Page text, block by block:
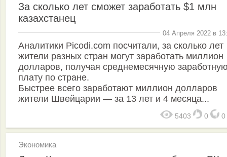
За сколько лет сможет заработать $1 млн
казахстанец
04 Апреля 2022 в
Аналитики Picodi.com посчитали, за сколько лет
жители разных стран могут заработать миллион
долларов, получая среднемесячную
плату по стране.
Быстрее всего заработают миллион долларов
жители Швейцарии — за 13 лет и 4 месяца...
5403 0 0
Экономика